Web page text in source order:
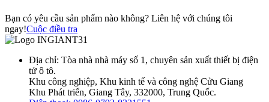
Bạn có yêu cầu sản phẩm nào không? Liên hệ với chúng tôi
ngay!Cuộc điều tra
Địa chỉ: Tòa nhà nhà máy số 1, chuyên sản xuất thiết bị điện
tử ô tô.
Khu công nghiệp, Khu kinh tế và công nghệ Cửu Giang
Khu Phát triển, Giang Tây, 332000, Trung Quốc.